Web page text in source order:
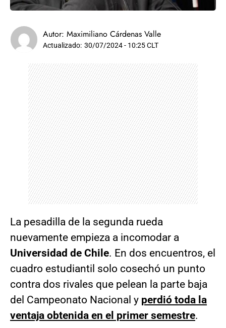
Autor: Maximiliano Cárdenas Valle
Actualizado: 30/07/2024 - 10:25 CLT
La pesadilla de la segunda rueda
nuevamente empieza a incomodar a
Universidad de Chile. En dos encuentros, el
cuadro estudiantil solo cosechó un punto
contra dos rivales que pelean la parte baja
del Campeonato Nacional y perdió toda la
ventaja obtenida en el primer semestre.